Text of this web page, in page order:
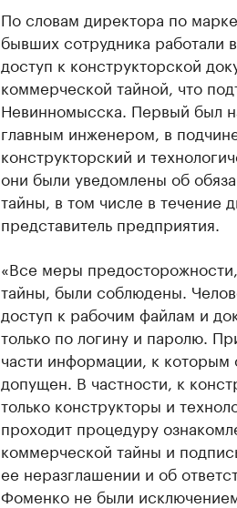
По словам директора по
бывших сотрудника работали
доступ к конструкторской
коммерческой тайной, что
Невинномысска. Первый был
главным инженером, в
конструкторский и
они были уведомлены об
тайны, в том числе в течение
представитель предприятия.
«Все меры
тайны, были соблюдены.
доступ к рабочим файлам и
только по логину и паролю.
части информации, к
допущен. В частности, к
только конструкторы и
проходит процедуру
коммерческой тайны и
ее неразглашении и об
Фоменко не были